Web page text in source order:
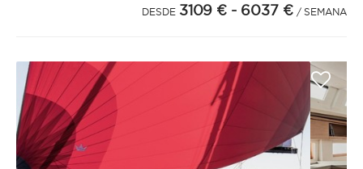
DESDE 3109 € - 6037 € / SEMANA